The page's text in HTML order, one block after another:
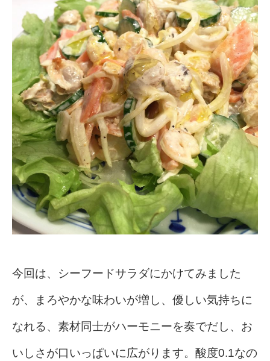
今回は、シーフードサラダにかけてみました
が、まろやかな味わいが増し、優しい気持ちに
なれる、素材同士がハーモニーを奏でだし、お
いしさが口いっぱいに広がります。酸度0.1なの